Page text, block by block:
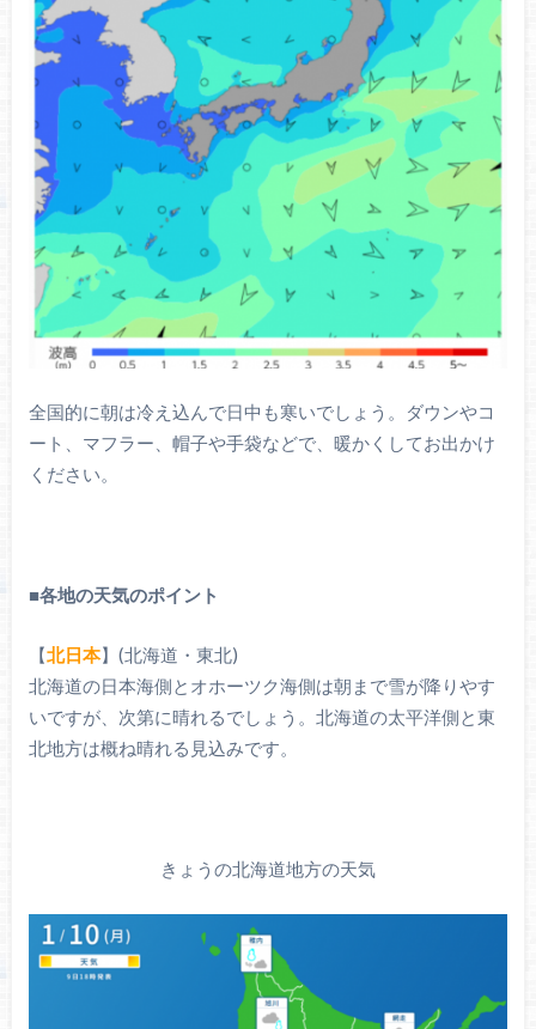
全国的に朝は冷え込んで日中も寒いでしょう。ダウンやコ
ート、マフラー、帽子や手袋などで、暖かくしてお出かけ
ください。
■各地の天気のポイント
【北日本】(北海道・東北)
北海道の日本海側とオホーツク海側は朝まで雪が降りやす
いですが、次第に晴れるでしょう。北海道の太平洋側と東
北地方は概ね晴れる見込みです。
きょうの北海道地方の天気